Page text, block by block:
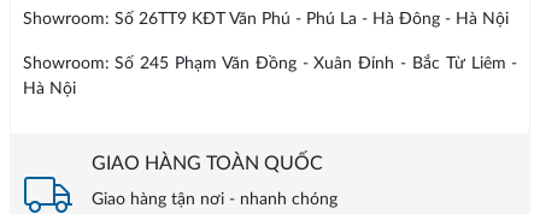
Showroom: Số 26TT9 KĐT Văn Phú - Phú La - Hà Đông - Hà Nội
Showroom: Số 245 Phạm Văn Đồng - Xuân Đỉnh - Bắc Từ Liêm -
Hà Nội
GIAO HÀNG TOÀN QUỐC
Giao hàng tận nơi - nhanh chóng